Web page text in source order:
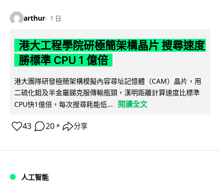
arthur 1 日
港大工程學院研極簡架構晶片 搜尋速度
勝標準 CPU 1 億倍
港大團隊研發極簡架構模擬內容尋址記憶體（CAM）晶片，用
二硫化鉬及半金屬銻克服傳輸瓶頸，漢明距離計算速度比標準
CPU快1億倍，每次搜尋耗能低...
閱讀全文
43 20 ↗ 分享
人工智能